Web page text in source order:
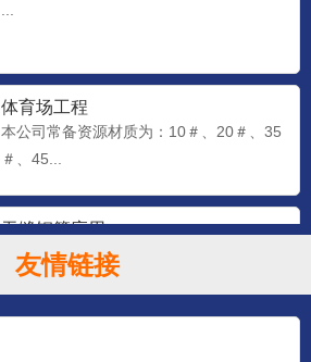
...
体育场工程
本公司常备资源材质为：10＃、20＃、35
＃、45...
无缝钢管应用
本公司常备资源材质为：10＃、20＃、35
＃、45...
友情链接